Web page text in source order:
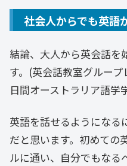
社会人からでも英語
結論、大人から英会話を
す。(英会話教室グルー
日間オーストラリア語学
英語を話せるようになる
だと思います。初めての
ルに通い、自分でもなる